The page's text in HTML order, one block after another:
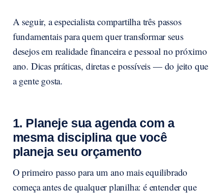
A seguir, a especialista compartilha três passos
fundamentais para quem quer transformar seus
desejos em realidade financeira e pessoal no próximo
ano. Dicas práticas, diretas e possíveis — do jeito que
a gente gosta.
1. Planeje sua agenda com a
mesma disciplina que você
planeja seu orçamento
O primeiro passo para um ano mais equilibrado
começa antes de qualquer planilha: é entender que